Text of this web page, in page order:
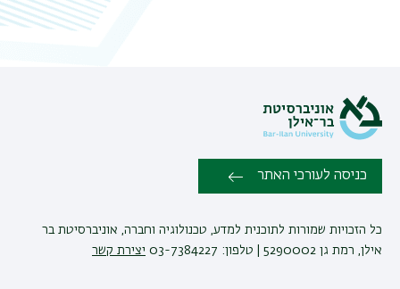
כניסה לעורכי האתר
כל הזכויות שמורות לתוכנית למדע, טכנולוגיה וחברה, אוניברסיטת בר
אילן, רמת גן 5290002 | טלפון: 03-7384227
יצירת קשר